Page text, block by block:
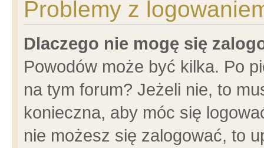
Problemy z
Dlaczego nie mogę się
Powodów może być kilka. Po
na tym forum? Jeżeli nie, to
konieczna, aby móc się
nie możesz się zalogować, to